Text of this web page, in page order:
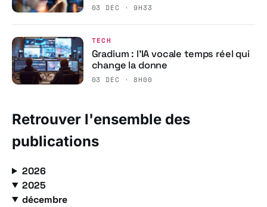
03 DÉC · 9H33
TECH
Gradium : l’IA vocale temps réel qui
change la donne
03 DÉC · 8H00
Retrouver l'ensemble des
publications
2026
2025
décembre